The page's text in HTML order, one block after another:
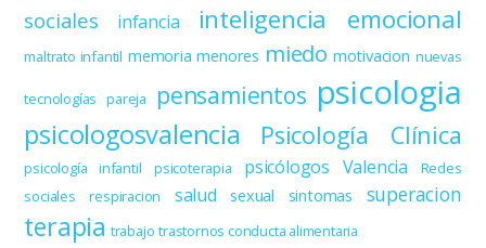
sociales
infancia inteligencia emocional
maltrato infantil memoria menores miedo motivacion nuevas
tecnologías pareja pensamientos psicologia
psicologosvalencia Psicología Clínica
psicología infantil psicoterapia psicólogos Valencia
Redes
sociales
respiracion salud sexual sintomas superacion
terapia trabajo trastornos conducta alimentaria